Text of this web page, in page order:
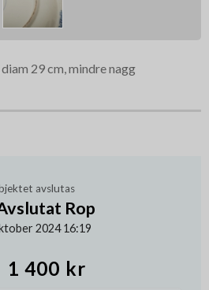
29 cm, mindre nagg
avslutas
Rop
2024 16:19
1 400 kr